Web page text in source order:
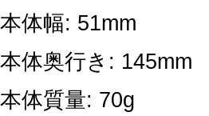
本体幅: 51mm
本体奥行き: 145mm
本体質量: 70g